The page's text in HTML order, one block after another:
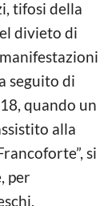
tifosi della
divieto di
seguito di
quando un
alla
si
per